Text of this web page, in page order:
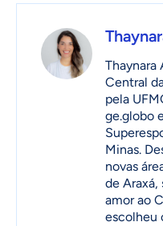
Thaynara
Central
pela
ge.globo
Minas.
novas
de
amor ao
escolheu